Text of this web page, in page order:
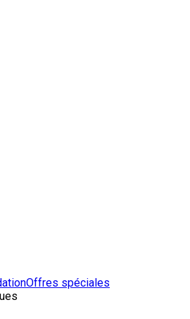
Offres spéciales